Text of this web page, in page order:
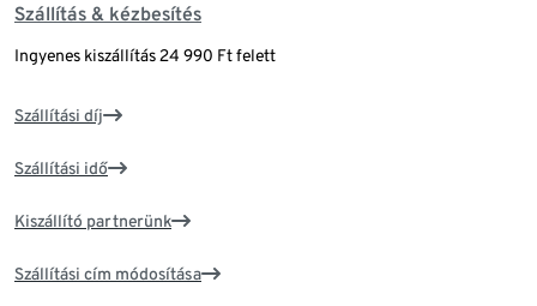
Szállítás & kézbesítés
Ingyenes kiszállítás 24 990 Ft felett
Szállítási díj
Szállítási idő
Kiszállító partnerünk
Szállítási cím módosítása